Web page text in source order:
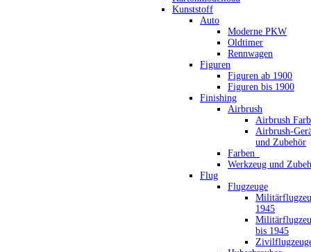
Kunststoff
Auto
Moderne PKW
Oldtimer
Rennwagen
Figuren
Figuren ab 1900
Figuren bis 1900
Finishing
Airbrush
Airbrush
Airbrush-
und Zubehör
Farben_
Werkzeug und
Flug
Flugzeuge
1945
bis 1945